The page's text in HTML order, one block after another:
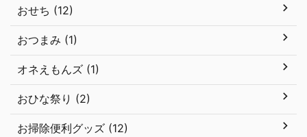
おせち (12)
おつまみ (1)
オネえもんズ (1)
おひな祭り (2)
お掃除便利グッズ (12)